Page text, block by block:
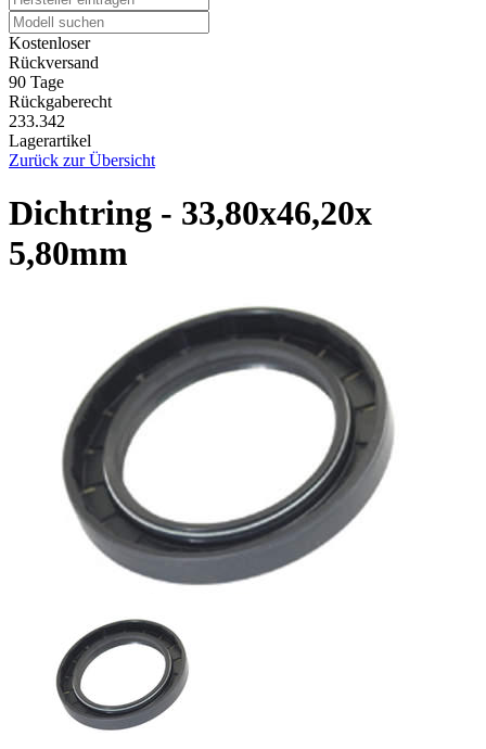
Kostenloser
Rückversand
90 Tage
Rückgaberecht
233.342
Lagerartikel
Zurück zur Übersicht
Dichtring - 33,80x46,20x
5,80mm